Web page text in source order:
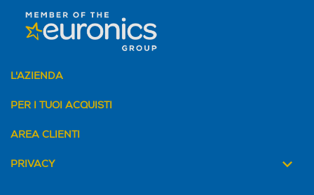
L'AZIENDA
PER I TUOI ACQUISTI
AREA CLIENTI
PRIVACY